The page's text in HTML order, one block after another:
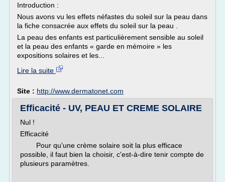
Introduction :
Nous avons vu les effets néfastes du soleil sur la peau dans
la fiche consacrée aux effets du soleil sur la peau .
La peau des enfants est particulièrement sensible au soleil
et la peau des enfants « garde en mémoire » les
expositions solaires et les...
Lire la suite
Site : http://www.dermatonet.com
Efficacité - UV, PEAU ET CREME SOLAIRE
Nul !
Efficacité
Pour qu'une crème solaire soit la plus efficace
possible, il faut bien la choisir, c'est-à-dire tenir compte de
plusieurs paramètres.